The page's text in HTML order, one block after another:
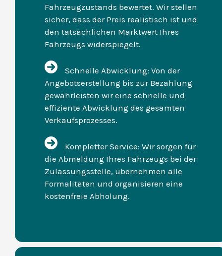
Fahrzeugzustands bewertet. Wir stellen
sicher, dass der Preis realistisch ist und
den tatsächlichen Marktwert Ihres
Fahrzeugs widerspiegelt.
Schnelle Abwicklung: Von der
Angebotserstellung bis zur Bezahlung
gewährleisten wir eine schnelle und
effiziente Abwicklung des gesamten
Verkaufsprozesses.
Kompletter Service: Wir sorgen für
die Abmeldung Ihres Fahrzeugs bei der
Zulassungsstelle, übernehmen alle
Formalitäten und organisieren eine
kostenfreie Abholung.